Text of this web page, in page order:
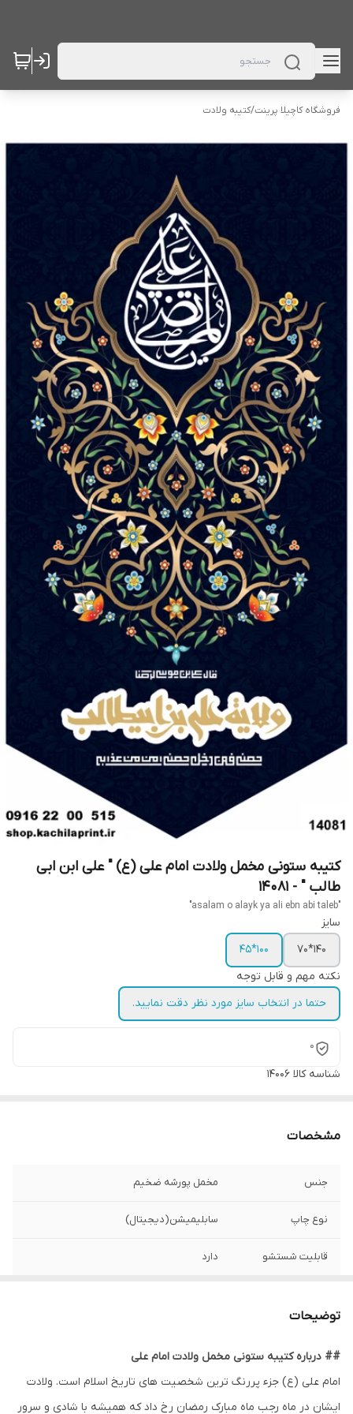
فروشگاه کاچیلا پرینت/کتیبه ولادت
کتیبه ستونی مخمل ولادت امام علی (ع) " علی ابن ابی
طالب " - 14081
"asalam o alayk ya ali ebn abi taleb"
سایز
140*70
100*45
نکته مهم و قابل توجه
حتما در انتخاب سایز مورد نظر دقت نمایید.
0
شناسه کالا 14006
مشخصات
جنس مخمل پورشه ضخیم
نوع چاپ سابلیمیشن(دیجیتال)
قابلیت شستشو دارد
کشور
توضیحات
## درباره کتیبه ستونی مخمل ولادت امام علی
امام علی (ع) جزء پررنگ ترین شخصیت های تاریخ اسلام است. ولادت
ایشان در ماه رجب ماه مبارک رمضان رخ داد که همیشه با شادی و سرور